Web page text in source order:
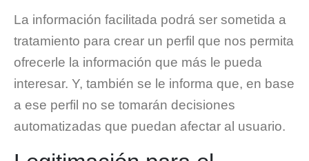
La información facilitada podrá ser sometida a
tratamiento para crear un perfil que nos permita
ofrecerle la información que más le pueda
interesar. Y, también se le informa que, en base
a ese perfil no se tomarán decisiones
automatizadas que puedan afectar al usuario.